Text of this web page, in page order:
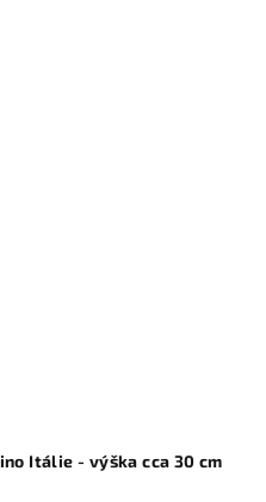
Itálie - výška cca 30 cm